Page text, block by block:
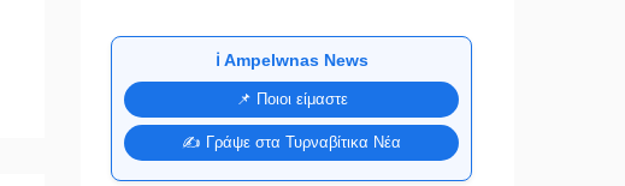
ℹ️ Ampelwnas News
📌 Ποιοι είμαστε
✍️ Γράψε στα Τυρναβίτικα Νέα